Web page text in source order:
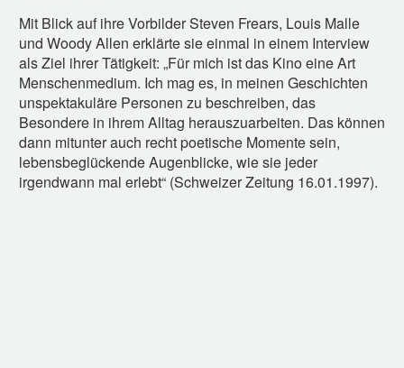
Mit Blick auf ihre Vorbilder Steven Frears, Louis Malle
und Woody Allen erklärte sie einmal in einem Interview
als Ziel ihrer Tätigkeit: „Für mich ist das Kino eine Art
Menschenmedium. Ich mag es, in meinen Geschichten
unspektakuläre Personen zu beschreiben, das
Besondere in ihrem Alltag herauszuarbeiten. Das können
dann mitunter auch recht poetische Momente sein,
lebensbeglückende Augenblicke, wie sie jeder
irgendwann mal erlebt“ (Schweizer Zeitung 16.01.1997).